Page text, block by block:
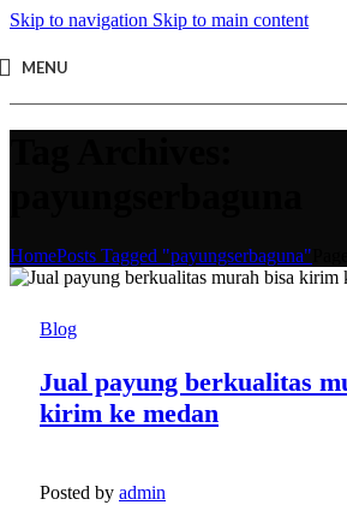
Skip to navigation Skip to main content
MENU
HomePosts Tagged "payungserbaguna"
JAN
Blog
Jual payung berkualitas
kirim ke medan
Posted by admin